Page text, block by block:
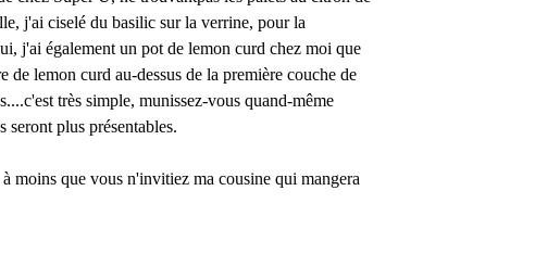
j'ai ciselé du basilic sur la verrine, pour la
j'ai également un pot de lemon curd chez moi que
lemon curd au-dessus de la première couche de
très simple, munissez-vous quand-même
plus présentables.
moins que vous n'invitiez ma cousine qui mangera